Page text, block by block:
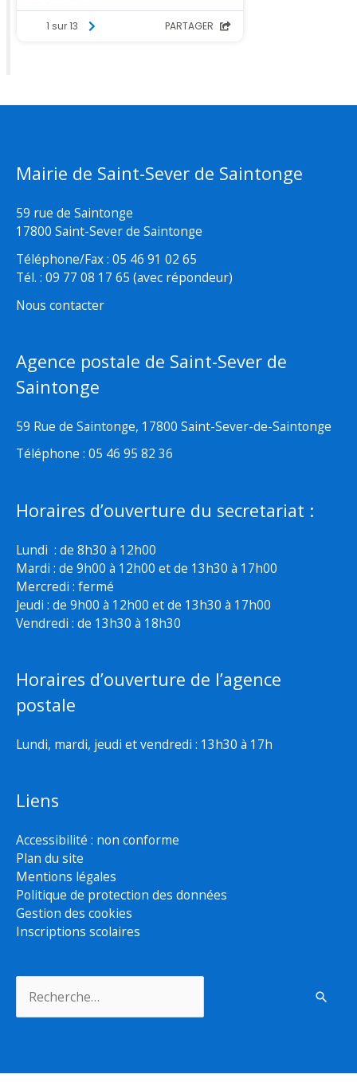
Mairie de Saint-Sever de Saintonge
59 rue de Saintonge
17800 Saint-Sever de Saintonge
Téléphone/Fax : 05 46 91 02 65
Tél. : 09 77 08 17 65 (avec répondeur)
Nous contacter
Agence postale de Saint-Sever de
Saintonge
59 Rue de Saintonge, 17800 Saint-Sever-de-Saintonge
Téléphone : 05 46 95 82 36
Horaires d’ouverture du secretariat :
Lundi : de 8h30 à 12h00
Mardi : de 9h00 à 12h00 et de 13h30 à 17h00
Mercredi : fermé
Jeudi : de 9h00 à 12h00 et de 13h30 à 17h00
Vendredi : de 13h30 à 18h30
Horaires d’ouverture de l’agence
postale
Lundi, mardi, jeudi et vendredi : 13h30 à 17h
Liens
Accessibilité : non conforme
Plan du site
Mentions légales
Politique de protection des données
Gestion des cookies
Inscriptions scolaires